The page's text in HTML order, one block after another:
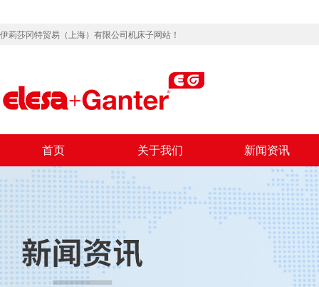
伊莉莎冈特贸易（上海）有限公司机床子网站！
首页 关于我们 新闻资讯